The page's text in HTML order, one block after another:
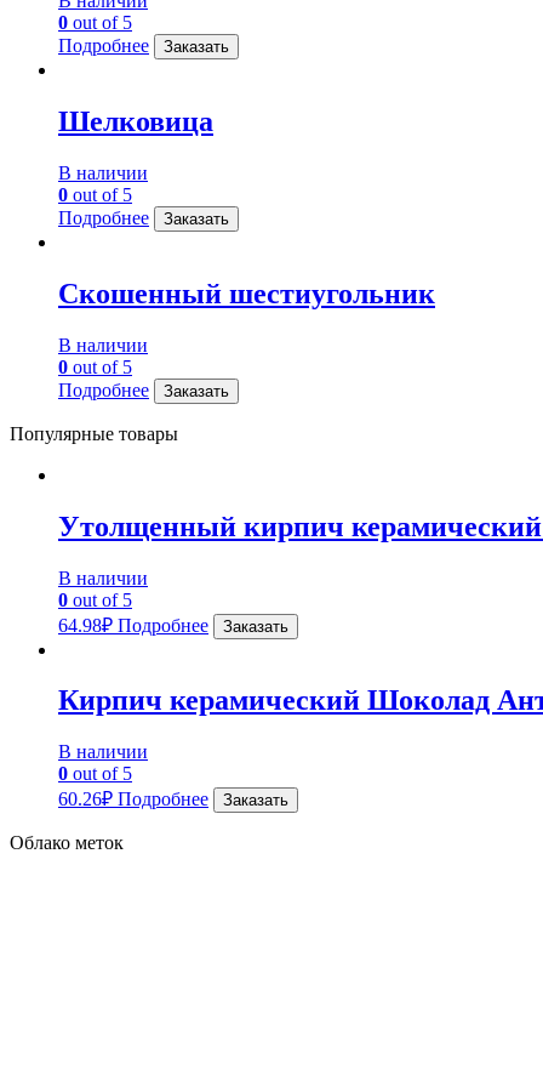
0 out of 5
Подробнее
Заказать
Шелковица
В наличии
0 out of 5
Подробнее
Заказать
Скошенный шестиугольник
В наличии
0 out of 5
Подробнее
Заказать
Популярные товары
Утолщенный кирпич
В наличии
0 out of 5
64.98₽ Подробнее Заказать
Кирпич керамический Шоколад
В наличии
0 out of 5
60.26₽ Подробнее Заказать
Облако меток